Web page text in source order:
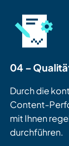
04 –
Durch die
Content-
mit Ihnen
durchführen.